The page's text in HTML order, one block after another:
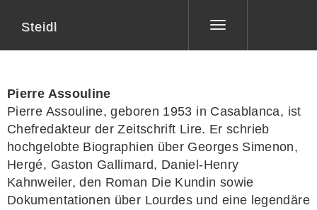
Toggle
Steidl
Pierre Assouline
Pierre Assouline, geboren 1953 in Casablanca, ist
Chefredakteur der Zeitschrift Lire. Er schrieb
hochgelobte Biographien über Georges Simenon,
Hergé, Gaston Gallimard, Daniel-Henry
Kahnweiler, den Roman Die Kundin sowie
Dokumentationen über Lourdes und eine legendäre